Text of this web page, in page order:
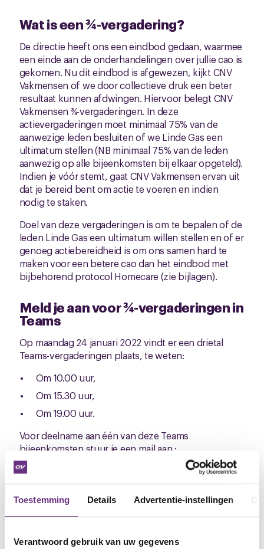
Toestemming Details Advertentie-instellingen
Verantwoord gebruik van uw gegevens
Wat is een ¾-vergadering?
De directie heeft ons een eindbod gedaan, waarmee
een einde aan de onderhandelingen over jullie cao is
gekomen. Nu dit eindbod is afgewezen, kijkt CNV
Vakmensen of we door collectieve druk een beter
resultaat kunnen afdwingen. Hiervoor belegt CNV
Vakmensen ¾-vergaderingen. In deze
actievergaderingen moet minimaal 75% van de
aanwezige leden besluiten of we Linde Gas een
ultimatum stellen (NB minimaal 75% van de leden
aanwezig op alle bijeenkomsten bij elkaar opgeteld).
Indien je vóór stemt, gaat CNV Vakmensen ervan uit
dat je bereid bent om actie te voeren en indien
nodig te staken.
Doel van deze vergaderingen is om te bepalen of de
leden Linde Gas een ultimatum willen stellen en of er
genoeg actiebereidheid is om ons samen hard te
maken voor een betere cao dan het eindbod met
bijbehorend protocol Homecare (zie bijlagen).
Meld je aan voor ¾-vergaderingen in
Teams
Op maandag 24 januari 2022 vindt er een drietal
Teams-vergaderingen plaats, te weten:
Om 10.00 uur,
Om 15.30 uur,
Om 19.00 uur.
Voor deelname aan één van deze Teams
bijeenkomsten stuur je een mail aan :
a.huizinga@cnvvakmensen.nl
onder vermelding van
het tijdstip waarop je wilt deelnemen.
Aansluitend ontvang je dan een link om in te loggen.
Op de cao-pagina kunt u het hele cao-traject volgen